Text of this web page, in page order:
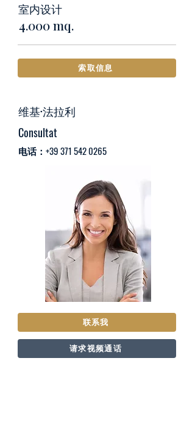
室内设计
4.000 mq.
索取信息
维基·法拉利
Consultat
电话：+39371 542 0265
联系我
请求视频通话